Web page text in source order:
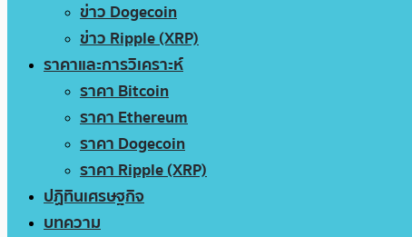
ข่าว Dogecoin
ข่าว Ripple (XRP)
ราคาและการวิเคราะห์
ราคา Bitcoin
ราคา Ethereum
ราคา Dogecoin
ราคา Ripple (XRP)
ปฏิทินเศรษฐกิจ
บทความ